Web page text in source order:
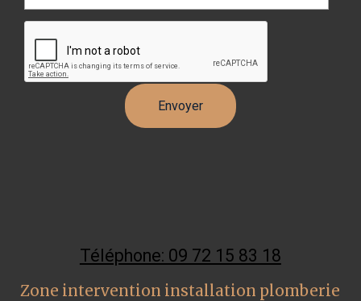
Téléphone: 09 72 15 83 18
Zone intervention installation plomberie